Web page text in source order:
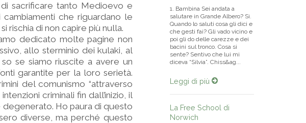
sacrificare tanto Medioevo e
che riguardano le
rischia di non capire più nulla.
dedicato molte pagine non
allo sterminio dei kulaki, al
se siamo riuscite a avere un
garantite per la loro serietà.
del comunismo “attraverso
criminali fin dall’inizio, il
degenerato. Ho paura di questo
diverse, ma perché questo
1. Bambina Sei andata a
salutare in Grande Albero? Sì.
Quando lo saluti cosa gli dici e
che gesti fai? Gli vado vicino e
poi gli do delle carezze e dei
bacini sul tronco. Cosa si
sente? Sentivo che lui mi
diceva “Silvia”. Chiss&ag...
Leggi di più
La Free School di
Norwich